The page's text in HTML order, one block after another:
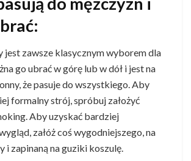
jest zawsze klasycznym wyborem dla
go ubrać w górę lub w dół i jest na
że pasuje do wszystkiego. Aby
formalny strój, spróbuj założyć
Aby uzyskać bardziej
załóż coś wygodniejszego, na
i zapinaną na guziki koszulę.